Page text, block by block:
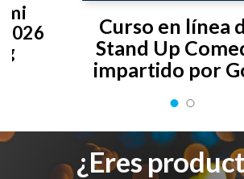
Curso en línea
Stand Up
impartido por
mi
¿Eres